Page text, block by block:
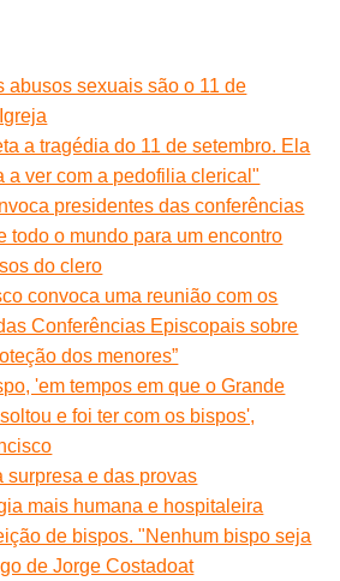
abusos sexuais são o 11 de
a tragédia do 11 de setembro. Ela
a ver com a pedofilia clerical"
presidentes das conferências
todo o mundo para um encontro
do clero
convoca uma reunião com os
Conferências Episcopais sobre
dos menores”
'em tempos em que o Grande
e foi ter com os bispos',
surpresa e das provas
mais humana e hospitaleira
de bispos. "Nenhum bispo seja
de Jorge Costadoat